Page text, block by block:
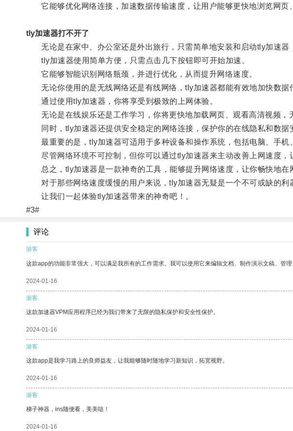
它能够优化网络连接，加速数据传输速度，让用户能够更快地浏览网页
tly加速器打不开了
无论是在家中、办公室还是外出旅行，只需简单地安装和启动tly加速器
tly加速器使用简单方便，只需点击几下按钮即可开始加速。
它能够智能识别网络瓶颈，并进行优化，从而提升网络速度。
无论你使用的是无线网络还是有线网络，tly加速器都能有效地加快数据
通过使用tly加速器，你将享受到极致的上网体验。
无论是在线娱乐还是工作学习，你将更快地加载网页、观看高清视频，
同时，tly加速器还提供安全稳定的网络连接，保护你的在线隐私和数据
最重要的是，tly加速器可适用于多种设备和操作系统，包括电脑、手机
尽管网络环境不可控制，但你可以通过tly加速器来主动改善上网速度，
总之，tly加速器是一款神奇的工具，能够提升网络速度，让你畅快地在
对于那些网络速度缓慢的用户来说，tly加速器无疑是一个不可或缺的利
让我们一起体验tly加速器带来的神奇吧！。
#3#
评论
游客
这款app的功能非常强大，可以满足我所有的工作需求。我可以使用它来编辑文档、制作演示文稿、管理
2024-01-16
游客
这款加速器VPM应用程序已经为我们带来了无限的隐私保护和安全性保护。
2024-01-16
游客
这款app是我学习路上的良师益友，让我能够随时随地学习新知识，拓宽视野。
2024-01-16
游客
梯子神器，ins随便看，美美哒！
2024-01-16